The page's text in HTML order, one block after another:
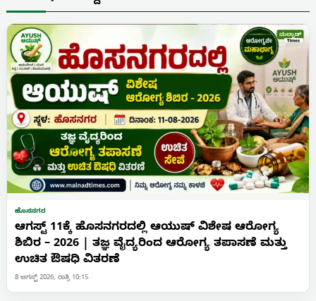
ಹೊಸನಗರ
ಆಗಸ್ಟ್ 11ಕ್ಕೆ ಹೊಸನಗರದಲ್ಲಿ ಆಯುಷ್ ವಿಶೇಷ ಆರೋಗ್ಯ
ಶಿಬಿರ – 2026 | ತಜ್ಞ ವೈದ್ಯರಿಂದ ಆರೋಗ್ಯ ತಪಾಸಣೆ ಮತ್ತು
ಉಚಿತ ಔಷಧಿ ವಿತರಣೆ
8 ಆಗಸ್ಟ್ 2026, ರಾತ್ರಿ 10:15